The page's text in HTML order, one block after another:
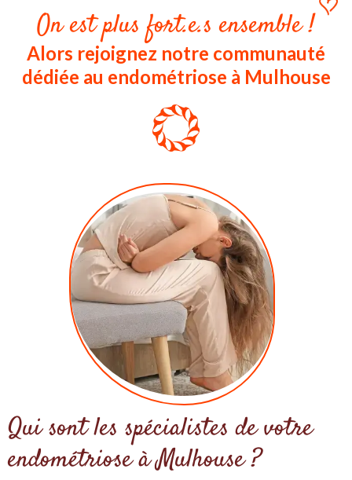
On est plus fort.e.s ensemble !
Alors rejoignez notre communauté
dédiée au endométriose à Mulhouse
Qui sont les spécialistes de votre
endométriose à Mulhouse ?